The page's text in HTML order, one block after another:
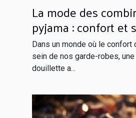
La mode des
pyjama : confort et
rester à la maison
Dans un monde où le confort
sein de nos garde-robes,
douillette a...